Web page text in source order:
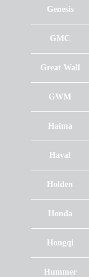
Genesis
GMC
Great Wall
GWM
Haima
Haval
Holden
Honda
Hongqi
Hummer